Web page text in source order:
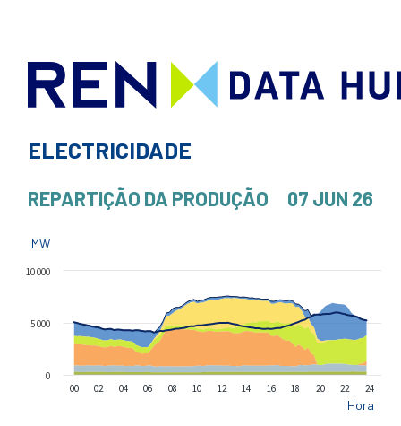
ELECTRICIDADE
REPARTIÇÃO DA PRODUÇÃO 07 JUN 26
Hora
MW
00 02 04 06 08 10 12 14 16 18 20 22 24
0
5 000
10 000